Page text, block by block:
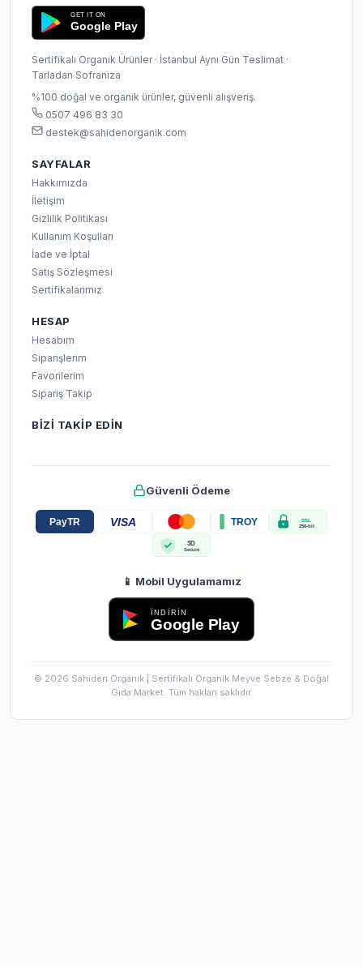
GET IT ON
Google Play
Sertifikalı Organik Ürünler · İstanbul Aynı Gün Teslimat ·
Tarladan Sofranıza
%100 doğal ve organik ürünler, güvenli alışveriş.
0507 496 83 30
destek@sahidenorganik.com
SAYFALAR
Hakkımızda
İletişim
Gizlilik Politikası
Kullanım Koşulları
İade ve İptal
Satış Sözleşmesi
Sertifikalarımız
HESAP
Hesabım
Siparişlerim
Favorilerim
Sipariş Takip
BIZI TAKIP EDIN
Güvenli Ödeme
PayTR VISA TROY SSL
256-bit
3D
Secure
📱 Mobil Uygulamamız
İNDİRİN
Google Play
© 2026 Sahiden Organik | Sertifikalı Organik Meyve Sebze & Doğal
Gıda Market. Tüm hakları saklıdır.